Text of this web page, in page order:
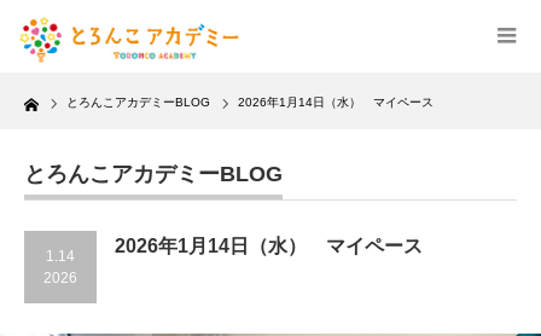
Home とろんこアカデミーBLOG 2026年1月14日（水） マイペース
とろんこアカデミーBLOG
1.14
2026
2026年1月14日（水） マイペース